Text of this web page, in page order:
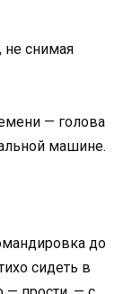
не снимая
— голова
машине.
до
сидеть в